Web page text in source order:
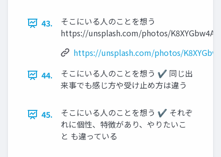
43.
そこにいる人のことを想う
https://unsplash.com/photos/
https://unsplash.com/photos/
44.
そこにいる人のことを想う ✔ 同じ出
来事でも感じ方や受け止め方は違う
45.
そこにいる人のことを想う ✔ それぞ
れに個性、特徴があり、やりたいこ
と も違っている